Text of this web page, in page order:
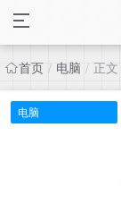
首页 / 电脑 / 正文
电脑